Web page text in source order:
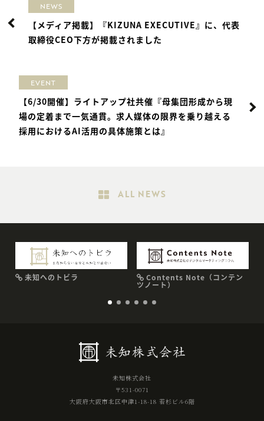
NEWS
【メディア掲載】『KIZUNA EXECUTIVE』に、代表
取締役CEO下方が掲載されました
EVENT
【6/30開催】ライトアップ社共催『母集団形成から現
場の定着まで一気通貫。求人媒体の限界を乗り越える
採用におけるAI活用の具体施策とは』
ALL NEWS
未知へのトビラ Contents Note（コンテン
ツノート）
未知株式会社
〒531-0071
大阪府大阪市北区中津1-18-18 若杉ビル6階